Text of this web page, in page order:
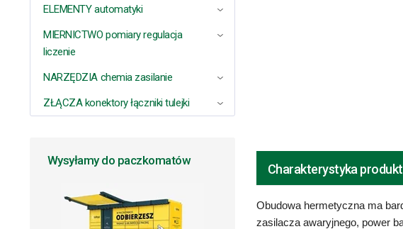
ELEMENTY automatyki
MIERNICTWO pomiary regulacja
liczenie
NARZĘDZIA chemia zasilanie
ZŁĄCZA konektory łączniki tulejki
Wysyłamy do paczkomatów
Charakterystyka
Obudowa hermetyczna ma
zasilacza awaryjnego, power